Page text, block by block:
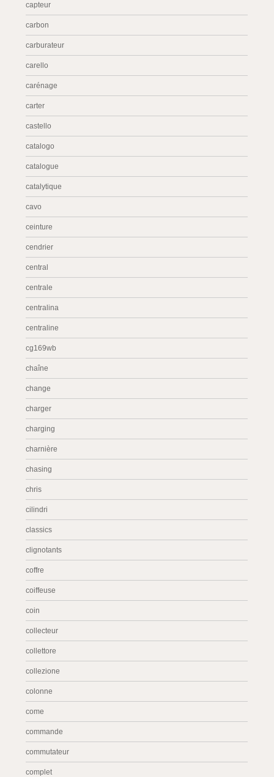
capteur
carbon
carburateur
carello
carénage
carter
castello
catalogo
catalogue
catalytique
cavo
ceinture
cendrier
central
centrale
centralina
centraline
cg169wb
chaîne
change
charger
charging
charnière
chasing
chris
cilindri
classics
clignotants
coffre
coiffeuse
coin
collecteur
collettore
collezione
colonne
come
commande
commutateur
complet